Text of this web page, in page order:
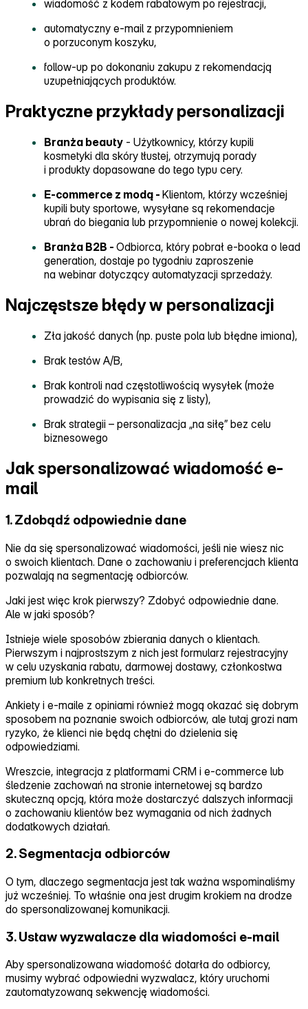
wiadomość z kodem rabatowym po rejestracji,
automatyczny e‑mail z przypomnieniem
o porzuconym koszyku,
follow‑up po dokonaniu zakupu z rekomendacją
uzupełniających produktów.
Praktyczne przykłady personalizacji
Branża beauty ‑ Użytkownicy, którzy kupili
kosmetyki dla skóry tłustej, otrzymują porady
i produkty dopasowane do tego typu cery.
E‑commerce z modą ‑ Klientom, którzy wcześniej
kupili buty sportowe, wysyłane są rekomendacje
ubrań do biegania lub przypomnienie o nowej kolekcji.
Branża B2B ‑ Odbiorca, który pobrał e‑booka o lead
generation, dostaje po tygodniu zaproszenie
na webinar dotyczący automatyzacji sprzedaży.
Najczęstsze błędy w personalizacji
Zła jakość danych (np. puste pola lub błędne imiona),
Brak testów A/B,
Brak kontroli nad częstotliwością wysyłek (może
prowadzić do wypisania się z listy),
Brak strategii – personalizacja „na siłę” bez celu
biznesowego
Jak spersonalizować wiadomość e-
mail
1. Zdobądź odpowiednie dane
Nie da się spersonalizować wiadomości, jeśli nie wiesz nic
o swoich klientach. Dane o zachowaniu i preferencjach klienta
pozwalają na segmentację odbiorców.
Jaki jest więc krok pierwszy? Zdobyć odpowiednie dane.
Ale w jaki sposób?
Istnieje wiele sposobów zbierania danych o klientach.
Pierwszym i najprostszym z nich jest formularz rejestracyjny
w celu uzyskania rabatu, darmowej dostawy, członkostwa
premium lub konkretnych treści.
Ankiety i e‑maile z opiniami również mogą okazać się dobrym
sposobem na poznanie swoich odbiorców, ale tutaj grozi nam
ryzyko, że klienci nie będą chętni do dzielenia się
odpowiedziami.
Wreszcie, integracja z platformami CRM i e‑commerce lub
śledzenie zachowań na stronie internetowej są bardzo
skuteczną opcją, która może dostarczyć dalszych informacji
o zachowaniu klientów bez wymagania od nich żadnych
dodatkowych działań.
2. Segmentacja odbiorców
O tym, dlaczego segmentacja jest tak ważna wspominaliśmy
już wcześniej. To właśnie ona jest drugim krokiem na drodze
do spersonalizowanej komunikacji.
3. Ustaw wyzwalacze dla wiadomości e-mail
Aby spersonalizowana wiadomość dotarła do odbiorcy,
musimy wybrać odpowiedni wyzwalacz, który uruchomi
zautomatyzowaną sekwencję wiadomości.